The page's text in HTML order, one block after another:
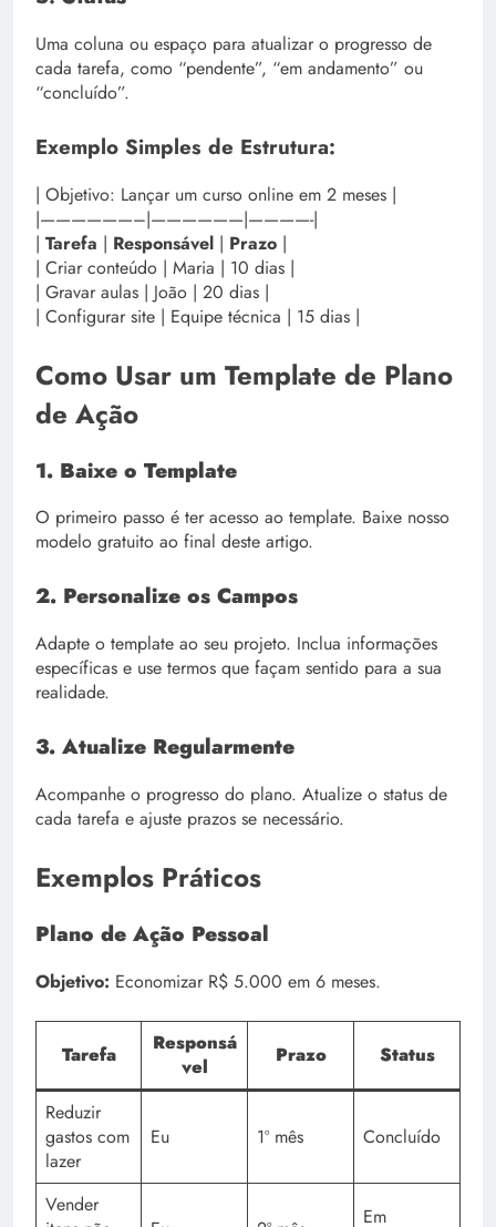
Uma coluna ou espaço para atualizar o progresso de
cada tarefa, como “pendente”, “em andamento” ou
“concluído”.
Exemplo Simples de Estrutura:
| Objetivo: Lançar um curso online em 2 meses |
|——————–|——————|————-|
| Tarefa | Responsável | Prazo |
| Criar conteúdo | Maria | 10 dias |
| Gravar aulas | João | 20 dias |
| Configurar site | Equipe técnica | 15 dias |
Como Usar um Template de Plano
de Ação
1. Baixe o Template
O primeiro passo é ter acesso ao template. Baixe nosso
modelo gratuito ao final deste artigo.
2. Personalize os Campos
Adapte o template ao seu projeto. Inclua informações
específicas e use termos que façam sentido para a sua
realidade.
3. Atualize Regularmente
Acompanhe o progresso do plano. Atualize o status de
cada tarefa e ajuste prazos se necessário.
Exemplos Práticos
Plano de Ação Pessoal
Objetivo: Economizar R$ 5.000 em 6 meses.
Tarefa
Responsá
vel
Prazo Status
Reduzir
gastos com
lazer
Eu 1º mês Concluído
Vender
Em